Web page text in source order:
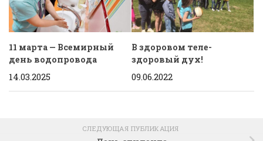
11 марта — Всемирный
день водопровода
14.03.2025
В здоровом теле-
здоровый дух!
09.06.2022
СЛЕДУЮЩАЯ ПУБЛИКАЦИЯ